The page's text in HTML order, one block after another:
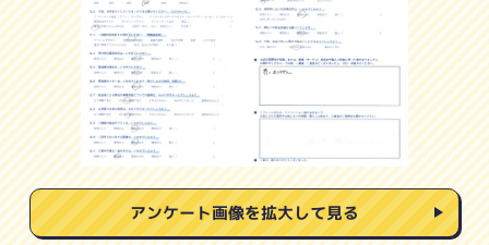
アンケート画像を拡大して見る